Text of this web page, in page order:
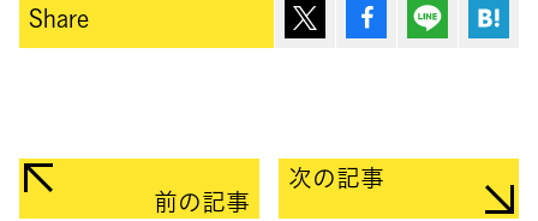
Share ポスト シェア Lineで送
前の記事
次の記事